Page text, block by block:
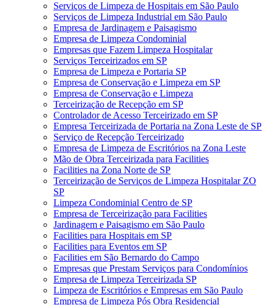
Serviços de Limpeza de Hospitais em São Paulo
Serviços de Limpeza Industrial em São Paulo
Empresa de Jardinagem e Paisagismo
Empresa de Limpeza Condominial
Empresas que Fazem Limpeza Hospitalar
Serviços Terceirizados em SP
Empresa de Limpeza e Portaria SP
Empresa de Conservação e Limpeza em SP
Empresa de Conservação e Limpeza
Terceirização de Recepção em SP
Controlador de Acesso Terceirizado em SP
Empresa Terceirizada de Portaria na Zona Leste de SP
Serviço de Recepção Terceirizado
Empresa de Limpeza de Escritórios na Zona Leste
Mão de Obra Terceirizada para Facilities
Facilities na Zona Norte de SP
Terceirização de Serviços de Limpeza Hospitalar ZO
SP
Limpeza Condominial Centro de SP
Empresa de Terceirização para Facilities
Jardinagem e Paisagismo em São Paulo
Facilities para Hospitais em SP
Facilities para Eventos em SP
Facilities em São Bernardo do Campo
Empresas que Prestam Serviços para Condomínios
Empresa de Limpeza Terceirizada SP
Limpeza de Escritórios e Empresas em São Paulo
Empresa de Limpeza Pós Obra Residencial